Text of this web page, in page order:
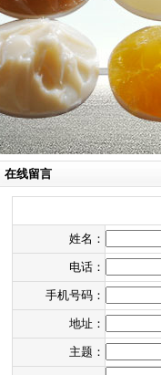
在线留言
姓名：
电话：
手机号码：
地址：
主题：